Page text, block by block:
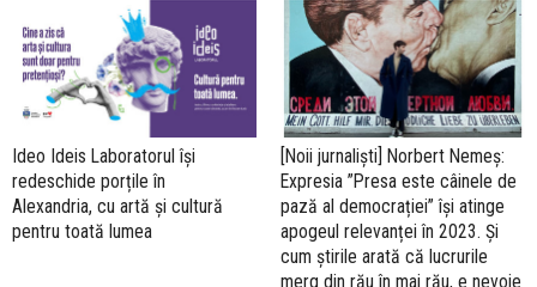
Ideo Ideis Laboratorul își
redeschide porțile în
Alexandria, cu artă și cultură
pentru toată lumea
[Noii jurnaliști] Norbert Nemeș:
Expresia ”Presa este câinele de
pază al democrației” își atinge
apogeul relevanței în 2023. Și
cum știrile arată că lucrurile
merg din rău în mai rău, e nevoie